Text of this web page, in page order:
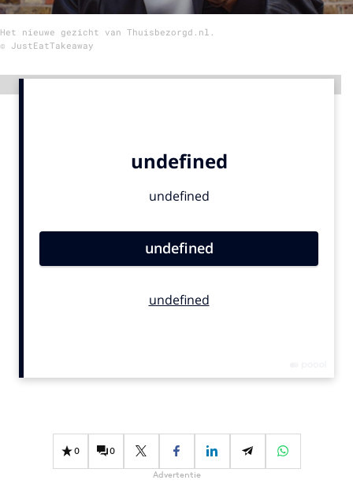
Adverteren
Events
Carriere
Design
Diversiteit
Effectiviteit
Het nieuwe gezicht van Thuisbezorgd.nl.
© JustEatTakeaway
0 0
Advertentie